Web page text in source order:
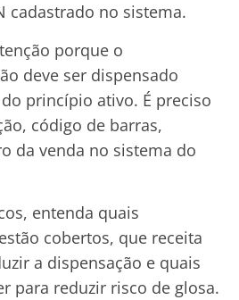
cadastrado no sistema.
porque o
deve ser dispensado
princípio ativo. É preciso
código de barras,
da venda no sistema do
entenda quais
cobertos, que receita
a dispensação e quais
para reduzir risco de glosa.